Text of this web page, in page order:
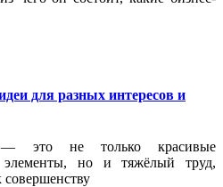
для разных интересов и
— это не только красивые
но и тяжёлый труд,